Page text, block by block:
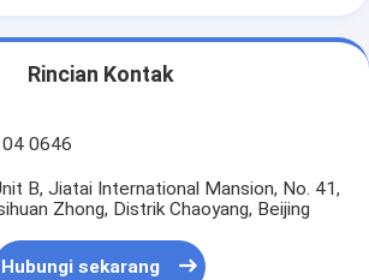
Rincian Kontak
0646
B, Jiatai International Mansion, No. 41,
Zhong, Distrik Chaoyang, Beijing
Hubungi sekarang